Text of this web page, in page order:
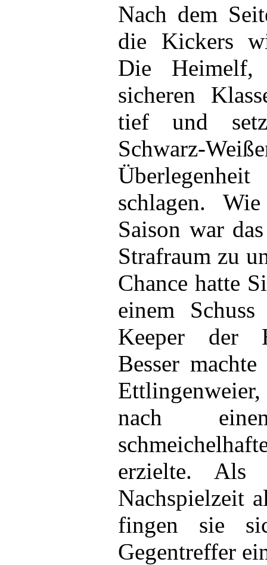
Nach dem
die Kickers
Die
sicheren
tief und
Schwarz-
schlagen.
Saison war
Strafraum zu
Chance hatte
einem
Keeper der
Besser
nach
erzielte.
Nachspielzeit
fingen sie
Gegentreffer